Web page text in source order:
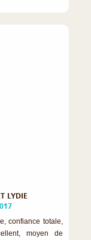
LYDIE
confiance totale,
moyen de